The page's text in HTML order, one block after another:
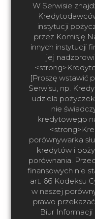
W Serwisie
instytucji
przez Komisję
innych instytucji
jej
[Proszę wstawić
Serwisu, np.
udziela
nie
kredytowego
porównywarka
kredytów i
porównania.
finansowych nie
art. 66 Kodeksu
w naszej
prawo
Biur